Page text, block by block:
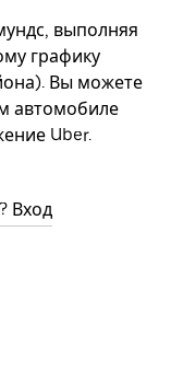
выполняя
графику
Вы можете
автомобиле
Uber.
Вход